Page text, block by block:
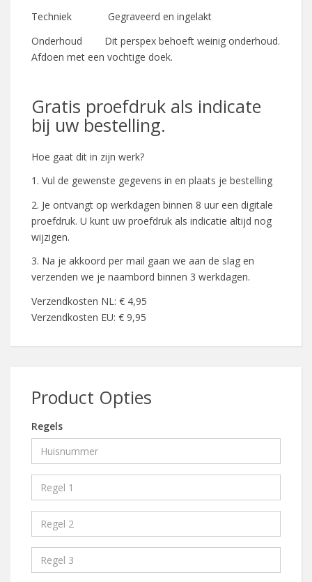
Techniek Gegraveerd en ingelakt
Onderhoud Dit perspex behoeft weinig onderhoud.
Afdoen met een vochtige doek.
Gratis proefdruk als indicate
bij uw bestelling.
Hoe gaat dit in zijn werk?
1. Vul de gewenste gegevens in en plaats je bestelling
2. Je ontvangt op werkdagen binnen 8 uur een digitale
proefdruk. U kunt uw proefdruk als indicatie altijd nog
wijzigen.
3. Na je akkoord per mail gaan we aan de slag en
verzenden we je naambord binnen 3 werkdagen.
Verzendkosten NL: € 4,95
Verzendkosten EU: € 9,95
Product Opties
Regels